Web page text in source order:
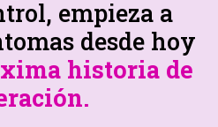
empieza a
desde hoy
historia de